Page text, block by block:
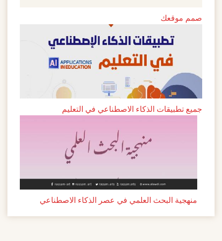
صمم موقعك
جميع تطبيقات الذكاء الاصطناعي في التعليم
منهجية البحث العلمي في عصر الذكاء الاصطناعي